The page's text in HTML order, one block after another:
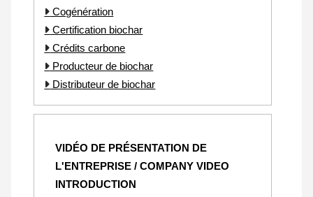
Cogénération
Certification biochar
Crédits carbone
Producteur de biochar
Distributeur de biochar
VIDÉO DE PRÉSENTATION DE
L'ENTREPRISE / COMPANY VIDEO
INTRODUCTION